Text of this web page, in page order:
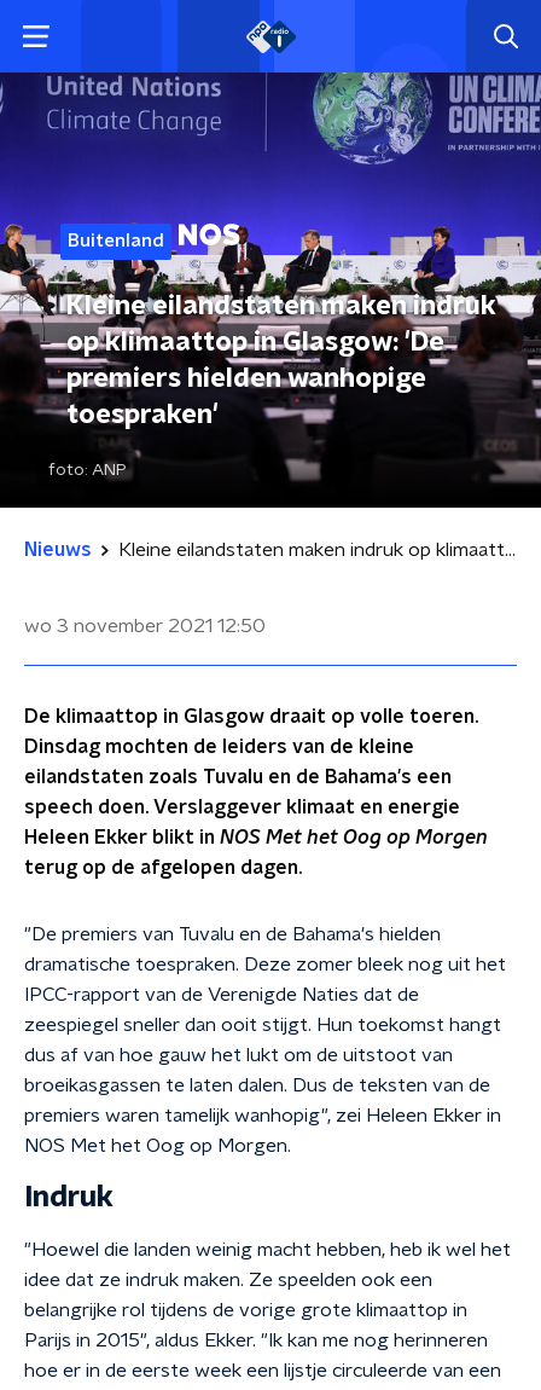
Buitenland
Kleine eilandstaten maken indruk
op klimaattop in Glasgow: 'De
premiers hielden wanhopige
toespraken'
foto: ANP
Nieuws Kleine eilandstaten maken indruk op klimaattop in Glasgow: 'De premiers hielden wanhopige toespraken'
wo 3 november 2021 12:50
De klimaattop in Glasgow draait op volle toeren.
Dinsdag mochten de leiders van de kleine
eilandstaten zoals Tuvalu en de Bahama's een
speech doen. Verslaggever klimaat en energie
Heleen Ekker blikt in NOS Met het Oog op Morgen
terug op de afgelopen dagen.
"De premiers van Tuvalu en de Bahama's hielden
dramatische toespraken. Deze zomer bleek nog uit het
IPCC-rapport van de Verenigde Naties dat de
zeespiegel sneller dan ooit stijgt. Hun toekomst hangt
dus af van hoe gauw het lukt om de uitstoot van
broeikasgassen te laten dalen. Dus de teksten van de
premiers waren tamelijk wanhopig", zei Heleen Ekker in
NOS Met het Oog op Morgen.
Indruk
"Hoewel die landen weinig macht hebben, heb ik wel het
idee dat ze indruk maken. Ze speelden ook een
belangrijke rol tijdens de vorige grote klimaattop in
Parijs in 2015", aldus Ekker. "Ik kan me nog herinneren
hoe er in de eerste week een lijstje circuleerde van een